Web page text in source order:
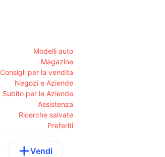
Modelli auto
Magazine
Consigli per la vendita
Negozi e Aziende
Subito per le Aziende
Assistenza
Ricerche salvate
Preferiti
Vendi